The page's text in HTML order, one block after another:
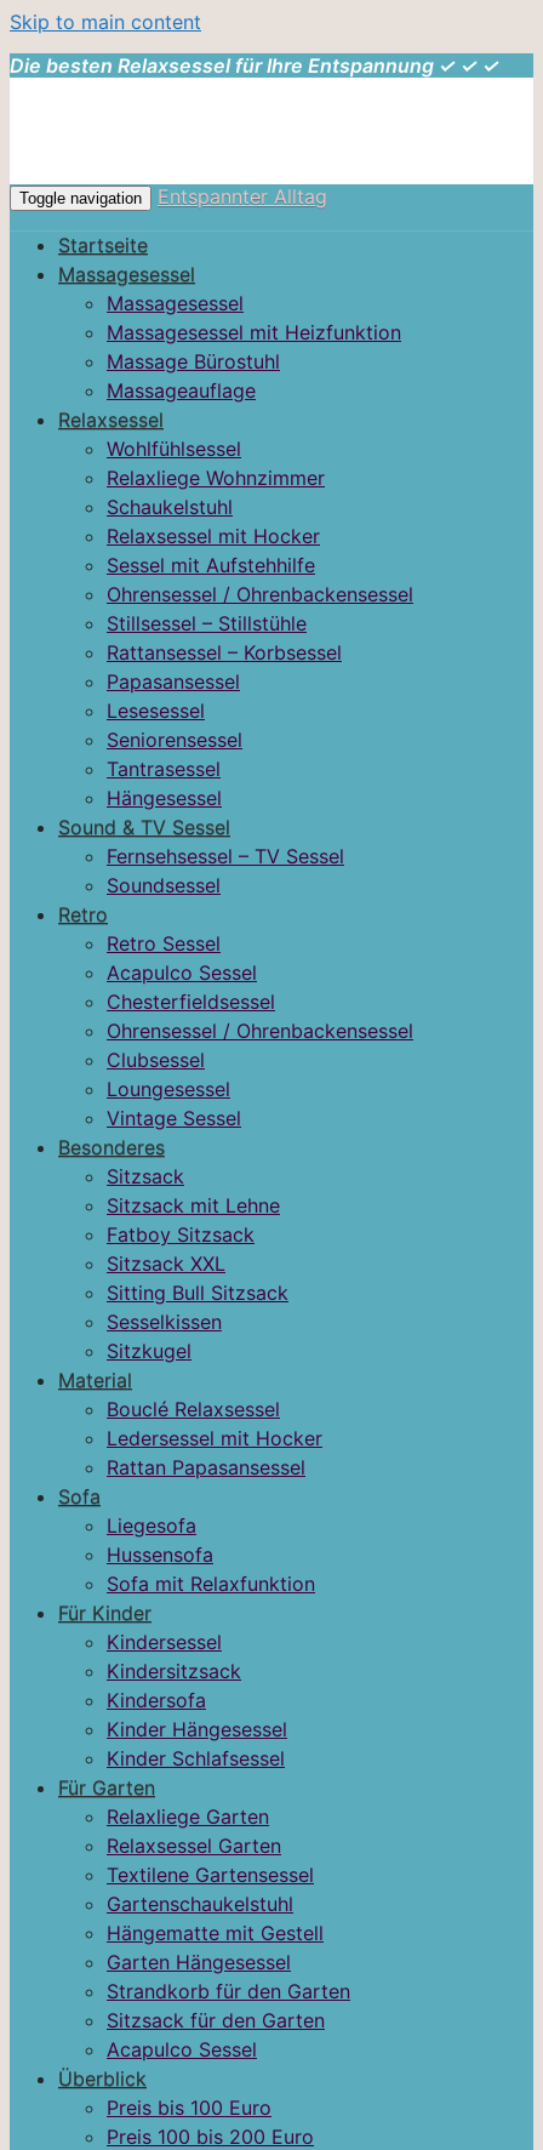
Skip to main content
Die besten Relaxsessel für Ihre Entspannung ✓ ✓ ✓
Toggle navigation
Entspannter Alltag
Startseite
Massagesessel
Massagesessel
Massagesessel mit Heizfunktion
Massage Bürostuhl
Massageauflage
Relaxsessel
Wohlfühlsessel
Relaxliege Wohnzimmer
Schaukelstuhl
Relaxsessel mit Hocker
Sessel mit Aufstehhilfe
Ohrensessel / Ohrenbackensessel
Stillsessel – Stillstühle
Rattansessel – Korbsessel
Papasansessel
Lesesessel
Seniorensessel
Tantrasessel
Hängesessel
Sound & TV Sessel
Fernsehsessel – TV Sessel
Soundsessel
Retro
Retro Sessel
Acapulco Sessel
Chesterfieldsessel
Ohrensessel / Ohrenbackensessel
Clubsessel
Loungesessel
Vintage Sessel
Besonderes
Sitzsack
Sitzsack mit Lehne
Fatboy Sitzsack
Sitzsack XXL
Sitting Bull Sitzsack
Sesselkissen
Sitzkugel
Material
Bouclé Relaxsessel
Ledersessel mit Hocker
Rattan Papasansessel
Sofa
Liegesofa
Hussensofa
Sofa mit Relaxfunktion
Für Kinder
Kindersessel
Kindersitzsack
Kindersofa
Kinder Hängesessel
Kinder Schlafsessel
Für Garten
Relaxliege Garten
Relaxsessel Garten
Textilene Gartensessel
Gartenschaukelstuhl
Hängematte mit Gestell
Garten Hängesessel
Strandkorb für den Garten
Sitzsack für den Garten
Acapulco Sessel
Überblick
Preis bis 100 Euro
Preis 100 bis 200 Euro